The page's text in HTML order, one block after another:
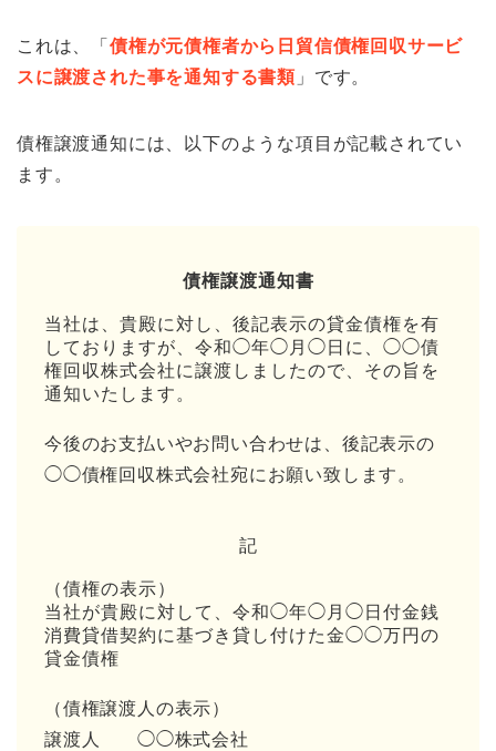
これは、「 債権が元債権者から日貿信債権回収サービ
スに譲渡された事を通知する書類 」です。
債権譲渡通知には、以下のような項目が記載されてい
ます。
債権譲渡通知書
当社は、貴殿に対し、後記表示の貸金債権を有
しておりますが、令和◯年◯月◯日に、◯◯債
権回収株式会社に譲渡しましたので、その旨を
通知いたします。
今後のお支払いやお問い合わせは、後記表示の
◯◯債権回収株式会社宛にお願い致します。
記
（債権の表示）
当社が貴殿に対して、令和◯年◯月◯日付金銭
消費貸借契約に基づき貸し付けた金◯◯万円の
貸金債権
（債権譲渡人の表示）
譲渡人 ◯◯株式会社